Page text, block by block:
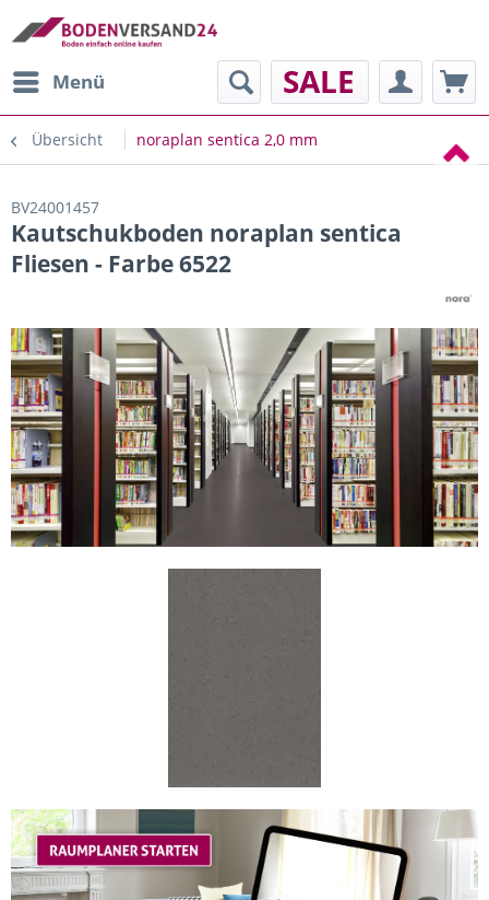
Menü SALE
Übersicht noraplan sentica 2,0 mm
BV24001457
Kautschukboden noraplan sentica
Fliesen - Farbe 6522